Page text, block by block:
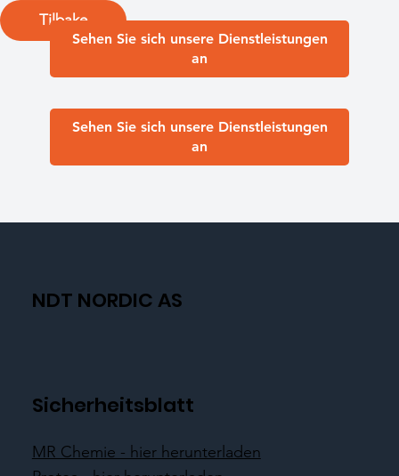
Tilbake
Sehen Sie sich unsere Dienstleistungen
an
Sehen Sie sich unsere Dienstleistungen
an
NDT NORDIC AS
Sicherheitsblatt
MR Chemie - hier herunterladen